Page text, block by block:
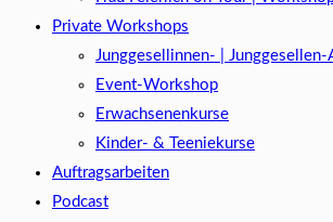
Private Workshops
Junggesellinnen- | Junggesellen-
Event-Workshop
Erwachsenenkurse
Kinder- & Teeniekurse
Auftragsarbeiten
Podcast